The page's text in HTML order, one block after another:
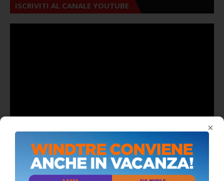
×
ISCRIVITI AL CANALE YOUTUBE
ALMANACCO DEL GIORNO